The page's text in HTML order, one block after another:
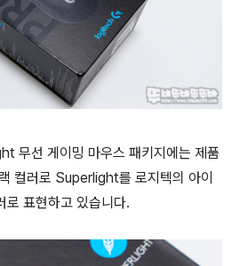
무선 게이밍 마우스 패키지에는 제품
컬러로 Superlight를 로지텍의 아이
로 표현하고 있습니다.